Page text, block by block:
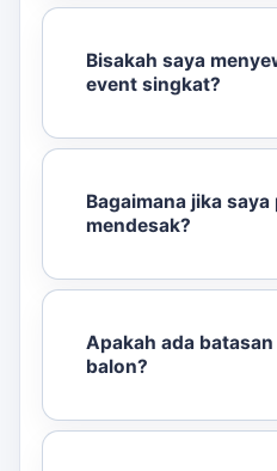
Bisakah saya
event singkat?
Bagaimana jika
mendesak?
Apakah ada
balon?